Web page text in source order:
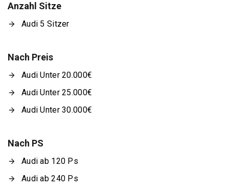
Anzahl Sitze
Audi 5 Sitzer
Nach Preis
Audi Unter 20.000€
Audi Unter 25.000€
Audi Unter 30.000€
Nach PS
Audi ab 120 Ps
Audi ab 240 Ps